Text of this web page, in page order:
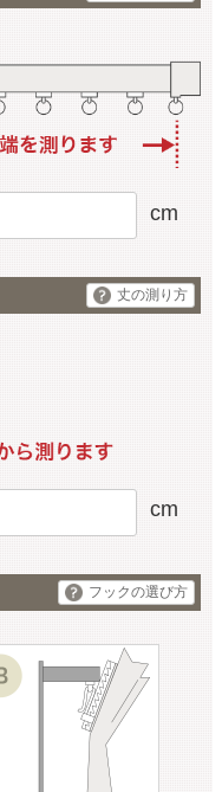
cm
丈の測り方
cm
フックの選び方